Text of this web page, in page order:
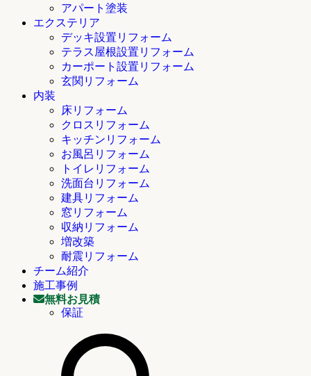
アパート塗装
エクステリア
デッキ設置リフォーム
テラス屋根設置リフォーム
カーポート設置リフォーム
玄関リフォーム
内装
床リフォーム
クロスリフォーム
キッチンリフォーム
お風呂リフォーム
トイレリフォーム
洗面台リフォーム
建具リフォーム
窓リフォーム
収納リフォーム
増改築
耐震リフォーム
チーム紹介
施工事例
無料お見積
保証